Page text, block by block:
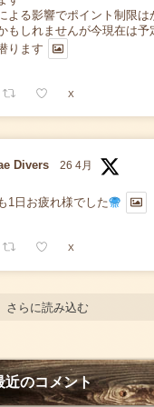
よる影響でポイント制限は
もしれませんが今現在は予
ります
X
Divers 26 4月
1日お疲れ様でした
X
さらに読み込む
近のコメント